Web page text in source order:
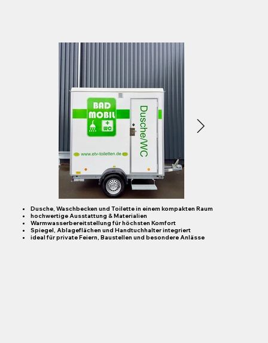
Dusche, Waschbecken und Toilette in einem kompakten Raum
hochwertige Ausstattung & Materialien
Warmwasserbereitstellung für höchsten Komfort
Spiegel, Ablageflächen und Handtuchhalter integriert
ideal für private Feiern, Baustellen und besondere Anlässe